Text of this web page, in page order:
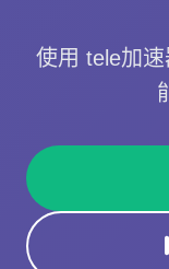
使用 tele加